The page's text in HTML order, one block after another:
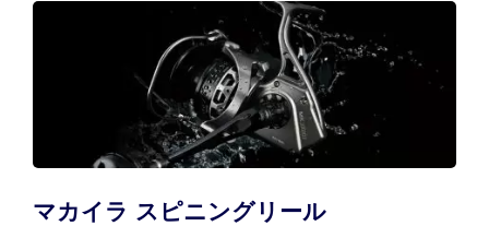
マカイラ スピニングリール